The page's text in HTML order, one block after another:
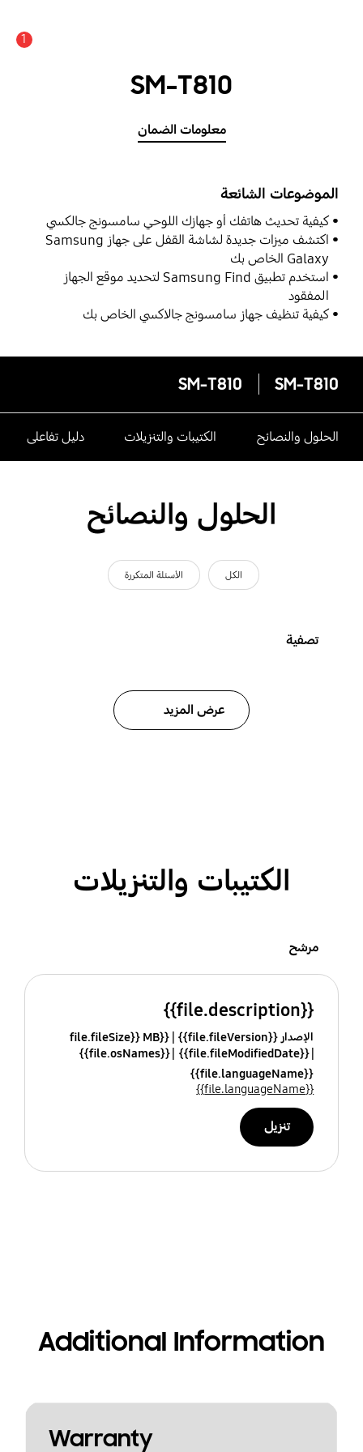
1
SM-T810
معلومات الضمان
الموضوعات الشائعة
كيفية تحديث هاتفك أو جهازك اللوحي سامسونج جالكسي
اكتشف ميزات جديدة لشاشة القفل على جهاز Samsung
Galaxy الخاص بك
استخدم تطبيق Samsung Find لتحديد موقع الجهاز
المفقود
كيفية تنظيف جهاز سامسونج جالاكسي الخاص بك
SM-T810
SM-T810
الحلول والنصائح الكتيبات والتنزيلات دليل تفاعلى
الحلول والنصائح
الكل الأسئلة المتكررة
تصفية
عرض المزيد
الكتيبات والتنزيلات
مرشح
{{file.description}}
الإصدار {{file.fileVersion}}
{{file.fileSize}} MB
{{file.fileModifiedDate}}
{{file.osNames}}
{{file.languageName}}
{{file.languageName}}
تنزيل
Additional Information
Warranty